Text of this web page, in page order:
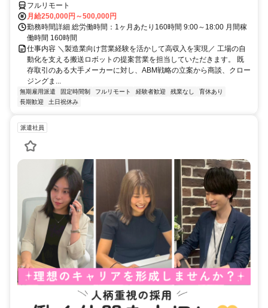
フルリモート
月給250,000円～500,000円
勤務時間詳細 総労働時間：1ヶ月あたり160時間 9:00～18:00 月間稼
働時間 160時間
仕事内容 ＼製造業向け営業経験を活かして高収入を実現／ 工場の自
動化を支える搬送ロボットの提案営業を担当していただきます。 既
存取引のある大手メーカーに対し、ABM戦略の立案から商談、クロー
ジングま...
無期雇用派遣 固定時間制 フルリモート 経験者歓迎 残業なし
育休あり
長期歓迎
土日祝休み
派遣社員